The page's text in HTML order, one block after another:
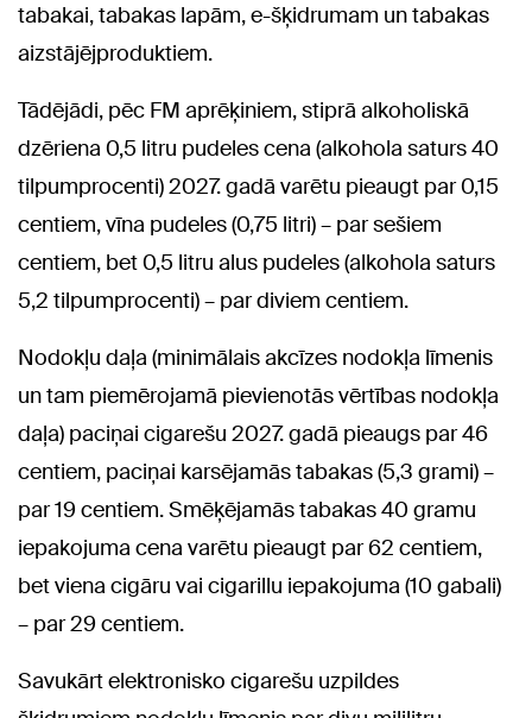
tabakai, tabakas lapām, e-šķidrumam un tabakas
aizstājējproduktiem.
Tādējādi, pēc FM aprēķiniem, stiprā alkoholiskā
dzēriena 0,5 litru pudeles cena (alkohola saturs 40
tilpumprocenti) 2027. gadā varētu pieaugt par 0,15
centiem, vīna pudeles (0,75 litri) – par sešiem
centiem, bet 0,5 litru alus pudeles (alkohola saturs
5,2 tilpumprocenti) – par diviem centiem.
Nodokļu daļa (minimālais akcīzes nodokļa līmenis
un tam piemērojamā pievienotās vērtības nodokļa
daļa) paciņai cigarešu 2027. gadā pieaugs par 46
centiem, paciņai karsējamās tabakas (5,3 grami) –
par 19 centiem. Smēķējamās tabakas 40 gramu
iepakojuma cena varētu pieaugt par 62 centiem,
bet viena cigāru vai cigarillu iepakojuma (10 gabali)
– par 29 centiem.
Savukārt elektronisko cigarešu uzpildes